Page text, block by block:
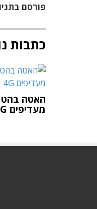
פורסם
כתבות
מעדיפים 4G